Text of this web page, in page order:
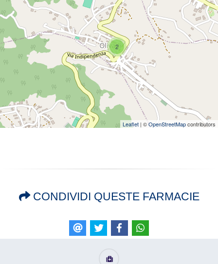
2
Leaflet | ©OpenStreetMapcontributors
CONDIVIDI QUESTE FARMACIE
E-mail Tweet